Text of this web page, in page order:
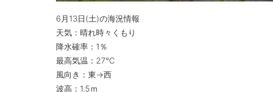
6月13日(土)の海況情報
天気：晴れ時々くもり
降水確率：1％
最高気温：27℃
風向き：東→西
波高：1.5ｍ